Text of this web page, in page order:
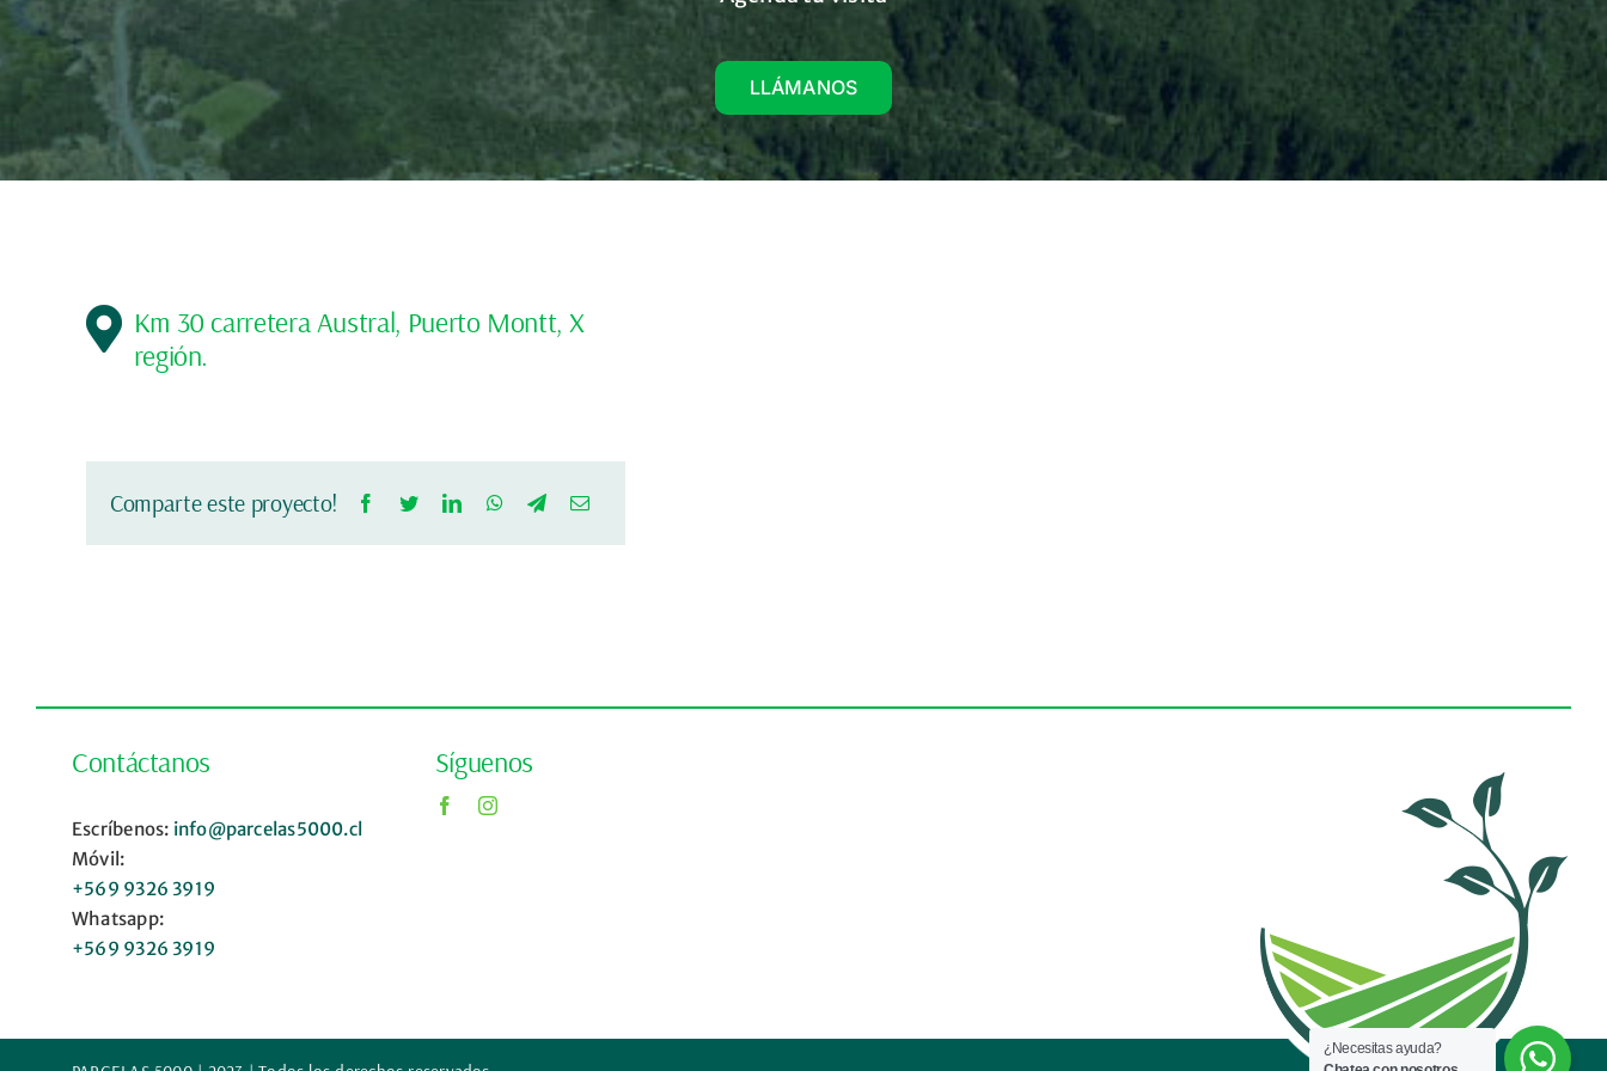
LLÁMANOS
Km 30 carretera Austral, Puerto Montt, X
región.
Comparte este proyecto!
Contáctanos
Escríbenos: info@parcelas5000.cl
Móvil:
+569 9326 3919
Whatsapp:
+569 9326 3919
Síguenos
¿Necesitas ayuda?